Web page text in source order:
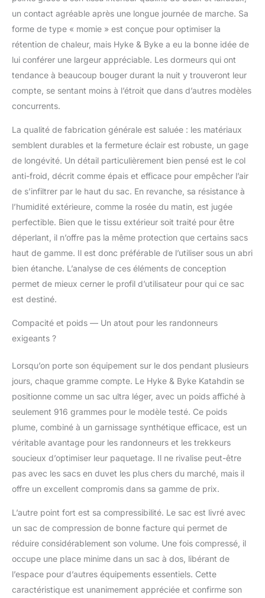
tissu nylon ripstop
400T 20 D ultra léger et
imperméable avec
double fermeture éclair
accrochage, larges
épaules et grande zone
serrage, cloisons
horizontales et sac de
compression inclus.
Disponible en taille
courte (personnes
jusqu'à 1,5 m) ;
standard (personnes
jusqu'à 1,8 m) et
(personnes jusqu'à 1,8
m). Hyke & Byke est
une nouvelle marque
d'équipement
taille, mais qui a
rapidement fait une
air à travers le pays
(hommes, femmes et
enfants). Notre vision
double de la valeur
pour chaque personne
(jeune ou adulte)
cherchant à aller à
en battant les grandes
marques pour offrir de
connexion avec nos
clients. Découvrez
comment nous
pouvons offrir des prix
plus bas dans notre
description ci-dessous
un contact agréable après une longue journée de marche. Sa
forme de type « momie » est conçue pour optimiser la
rétention de chaleur, mais Hyke & Byke a eu la bonne idée de
lui conférer une largeur appréciable. Les dormeurs qui ont
tendance à beaucoup bouger durant la nuit y trouveront leur
compte, se sentant moins à l’étroit que dans d’autres modèles
concurrents.
La qualité de fabrication générale est saluée : les matériaux
semblent durables et la fermeture éclair est robuste, un gage
de longévité. Un détail particulièrement bien pensé est le col
anti-froid, décrit comme épais et efficace pour empêcher l’air
de s’infiltrer par le haut du sac. En revanche, sa résistance à
l’humidité extérieure, comme la rosée du matin, est jugée
perfectible. Bien que le tissu extérieur soit traité pour être
déperlant, il n’offre pas la même protection que certains sacs
haut de gamme. Il est donc préférable de l’utiliser sous un abri
bien étanche. L’analyse de ces éléments de conception
permet de mieux cerner le profil d’utilisateur pour qui ce sac
est destiné.
Compacité et poids — Un atout pour les randonneurs
exigeants ?
Lorsqu’on porte son équipement sur le dos pendant plusieurs
jours, chaque gramme compte. Le Hyke & Byke Katahdin se
positionne comme un sac ultra léger, avec un poids affiché à
seulement 916 grammes pour le modèle testé. Ce poids
plume, combiné à un garnissage synthétique efficace, est un
véritable avantage pour les randonneurs et les trekkeurs
soucieux d’optimiser leur paquetage. Il ne rivalise peut-être
pas avec les sacs en duvet les plus chers du marché, mais il
offre un excellent compromis dans sa gamme de prix.
L’autre point fort est sa compressibilité. Le sac est livré avec
un sac de compression de bonne facture qui permet de
réduire considérablement son volume. Une fois compressé, il
occupe une place minime dans un sac à dos, libérant de
l’espace pour d’autres équipements essentiels. Cette
caractéristique est unanimement appréciée et confirme son